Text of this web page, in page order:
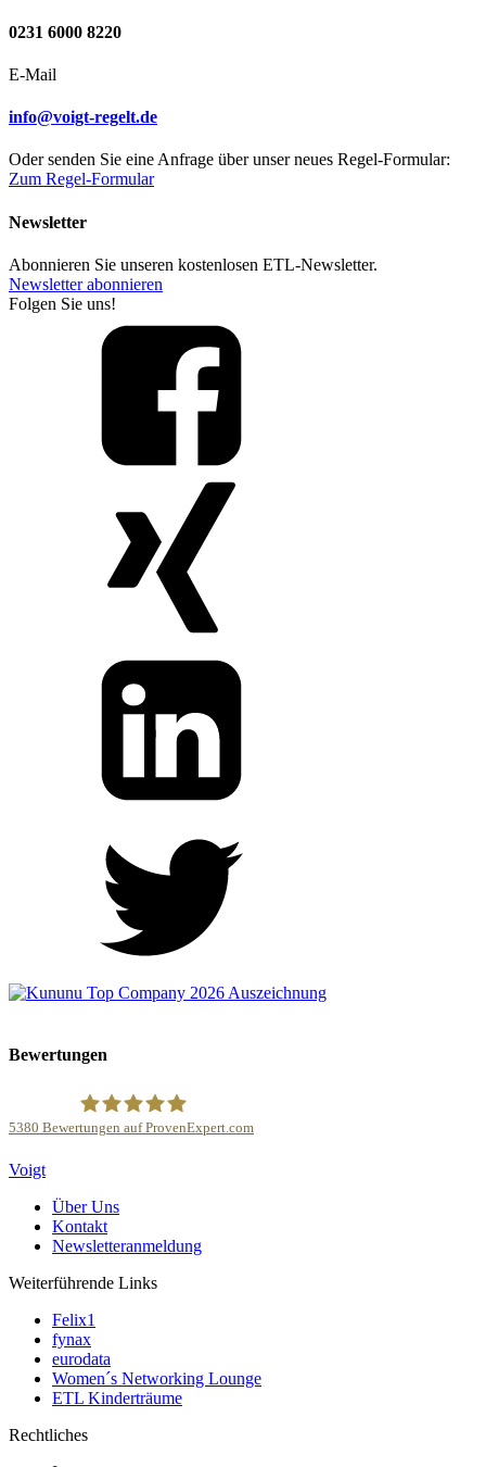
0231 6000 8220
E-Mail
info@voigt-regelt.de
Oder senden Sie eine Anfrage über unser neues Regel-Formular:
Zum Regel-Formular
Newsletter
Abonnieren Sie unseren kostenlosen ETL-Newsletter.
Newsletter abonnieren
Folgen Sie uns!
Bewertungen
5380 Bewertungen auf ProvenExpert.com
Voigt
Über Uns
Kontakt
Newsletteranmeldung
Weiterführende Links
Felix1
fynax
eurodata
Women´s Networking Lounge
ETL Kinderträume
Rechtliches